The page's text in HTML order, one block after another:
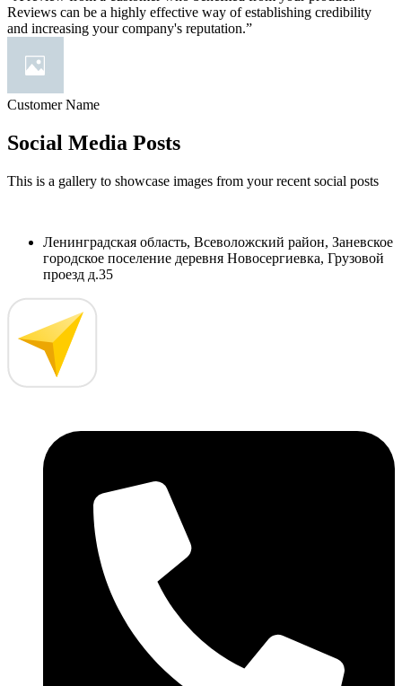
Reviews can be a highly effective way of establishing credibility
and increasing your company's reputation.”
Customer Name
Social Media Posts
This is a gallery to showcase images from your recent social posts
Ленинградская область, Всеволожский район, Заневское
городское поселение деревня Новосергиевка, Грузовой
проезд д.35